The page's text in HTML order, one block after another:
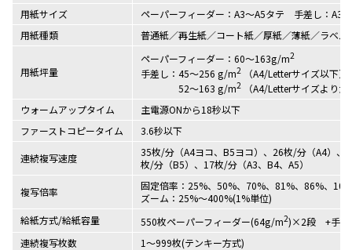
用紙サイズ
ペーパーフィーダー：A3～A5タテ 手差し：A3
用紙種類
普通紙／再生紙／コート紙／厚紙／薄紙／ラベル
用紙坪量
ペーパーフィーダー：60～163g/m2
手差し：45～256 g/m2 （A4/Letterサイズ以下
52～163 g/m2 （A4/Letterサイズより大
ウォームアップタイム
主電源ONから18秒以下
ファーストコピータイム
3.6秒以下
連続複写速度
35枚/分（A4ヨコ、B5ヨコ）、26枚/分（A4）、
枚/分（B5）、17枚/分（A3、B4、A5）
複写倍率
固定倍率：25%、50%、70%、81%、86%、
ズーム：25%～400%(1%単位)
給紙方式/給紙容量
550枚ペーパーフィーダー(64g/m2)×2段 +手差
連続複写枚数
1～999枚(テンキー方式)